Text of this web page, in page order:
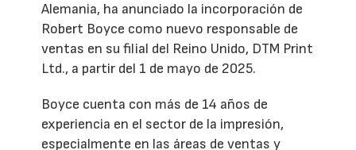
Alemania, ha anunciado la incorporación de
Robert Boyce como nuevo responsable de
ventas en su filial del Reino Unido, DTM Print
Ltd., a partir del 1 de mayo de 2025.
Boyce cuenta con más de 14 años de
experiencia en el sector de la impresión,
especialmente en las áreas de ventas y